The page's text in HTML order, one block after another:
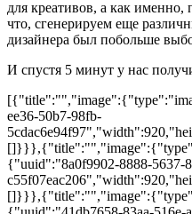
для креативов, а как именно,
что, сгенерируем еще
дизайнера был побольше
И спустя 5 минут у нас
ee36-50b7-98fb-
{"uuid":"8a0f9902-8888-5637-